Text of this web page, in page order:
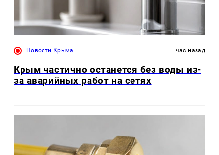
Новости Крыма час назад
Крым частично останется без воды из-
за аварийных работ на сетях